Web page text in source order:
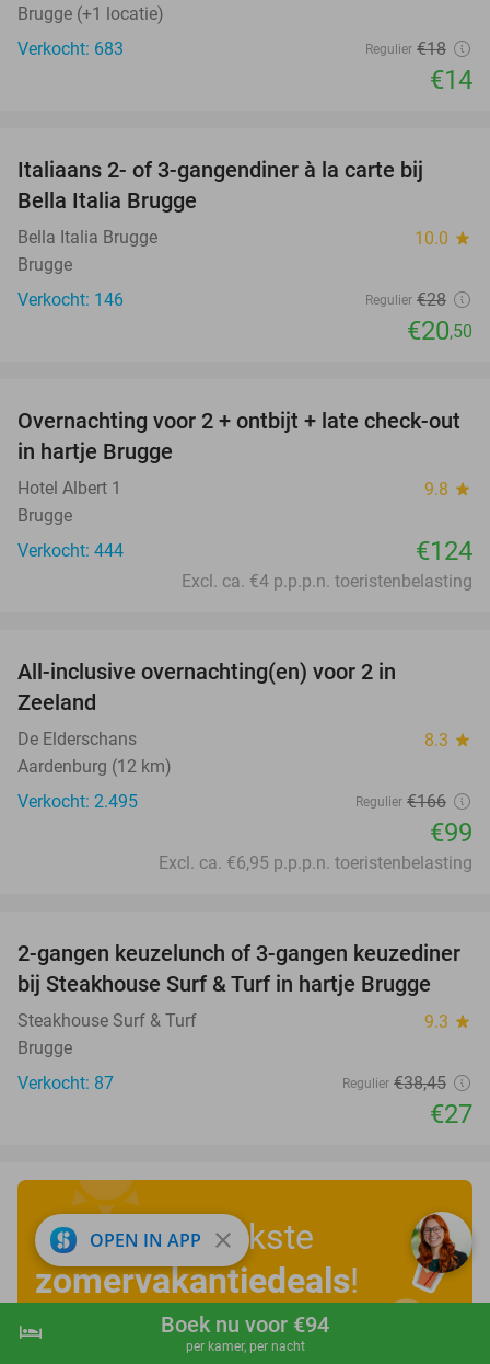
shopping_cart Boek nu
hotel Boek nu voor €94
per kamer, per nacht
Brugge (+1 locatie)
Verkocht: 683
Regulier €18
€14
Italiaans 2- of 3-gangendiner à la carte bij
Bella Italia Brugge
Bella Italia Brugge 10.0 star
Brugge
Verkocht: 146
Regulier €28
€20,50
Overnachting voor 2 + ontbijt + late check-out
in hartje Brugge
Hotel Albert 1 9.8 star
Brugge
Verkocht: 444
€124
Excl. ca. €4 p.p.p.n. toeristenbelasting
All-inclusive overnachting(en) voor 2 in
Zeeland
De Elderschans 8.3 star
Aardenburg (12 km)
Verkocht: 2.495
Regulier €166
€99
Excl. ca. €6,95 p.p.p.n. toeristenbelasting
30%
2-gangen keuzelunch of 3-gangen keuzediner
bij Steakhouse Surf & Turf in hartje Brugge
Steakhouse Surf & Turf 9.3 star
Brugge
Verkocht: 87
Regulier €38,45
€27
Ontdek de leukste
zomervakantiedeals!
OPEN IN APP close